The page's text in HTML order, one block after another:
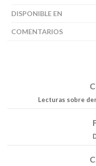
DISPONIBLE EN
COMENTARIOS
Lecturas sobre